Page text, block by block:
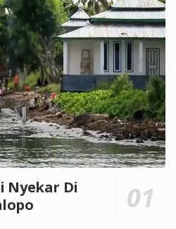
Nyekar Di